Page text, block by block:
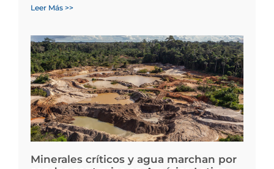
Leer Más >>
Minerales críticos y agua marchan por